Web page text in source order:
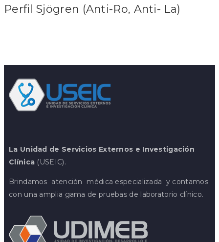
Perfil Sjögren (Anti-Ro, Anti- La)
La Unidad de Servicios Externos e Investigación
Clínica (USEIC).
Brindamos atención médica especializada y contamos
con una amplia gama de pruebas de laboratorio clínico.